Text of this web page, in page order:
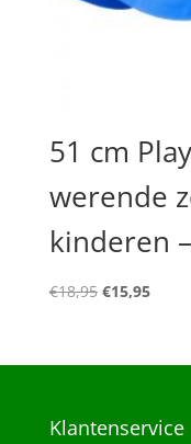
51 cm
werende
kinderen
€18,95
€18,95.
€15,95
Klantenservice